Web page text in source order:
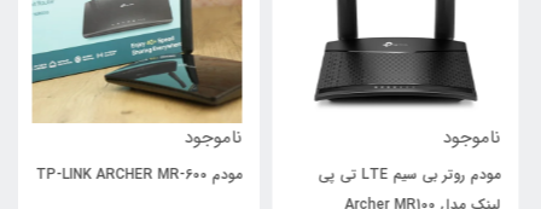
ناموجود
مودم روتر بی سیم LTE تی پی
لینک مدل Archer MR100
ناموجود
مودم TP-LINK ARCHER MR-600